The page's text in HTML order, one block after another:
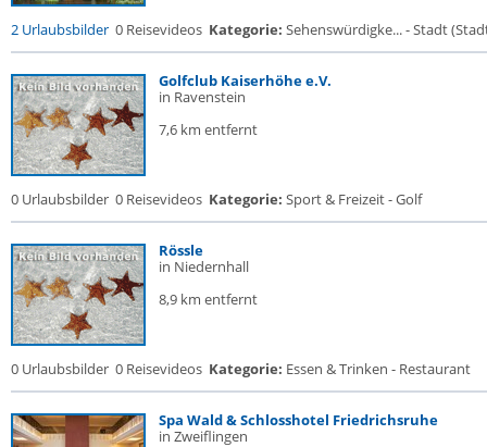
2 Urlaubsbilder 0 Reisevideos Kategorie: Sehenswürdigke... - Stadt
Golfclub Kaiserhöhe e.V.
in Ravenstein
7,6 km entfernt
0 Urlaubsbilder 0 Reisevideos Kategorie: Sport & Freizeit - Golf
Rössle
in Niedernhall
8,9 km entfernt
0 Urlaubsbilder 0 Reisevideos Kategorie: Essen & Trinken - Restaurant
Spa Wald & Schlosshotel Friedrichsruhe
in Zweiflingen